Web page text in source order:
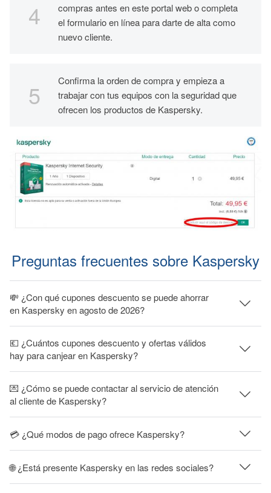
compras antes en este portal web o completa
el formulario en línea para darte de alta como
nuevo cliente.
Confirma la orden de compra y empieza a
trabajar con tus equipos con la seguridad que
ofrecen los productos de Kaspersky.
Preguntas frecuentes sobre Kaspersky
💸 ¿Con qué cupones descuento se puede ahorrar
en Kaspersky en agosto de 2026?
💶 ¿Cuántos cupones descuento y ofertas válidos
hay para canjear en Kaspersky?
💌 ¿Cómo se puede contactar al servicio de atención
al cliente de Kaspersky?
💳 ¿Qué modos de pago ofrece Kaspersky?
🌐 ¿Está presente Kaspersky en las redes sociales?